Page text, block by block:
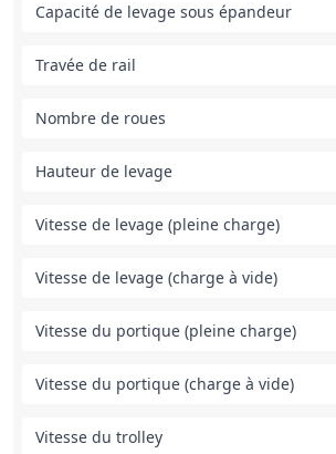
Capacité de levage sous épandeur
Travée de rail
Nombre de roues
Hauteur de levage
Vitesse de levage (pleine charge)
Vitesse de levage (charge à vide)
Vitesse du portique (pleine charge)
Vitesse du portique (charge à vide)
Vitesse du trolley